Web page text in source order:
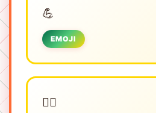
💪
EMOJI
🏋️‍♂️